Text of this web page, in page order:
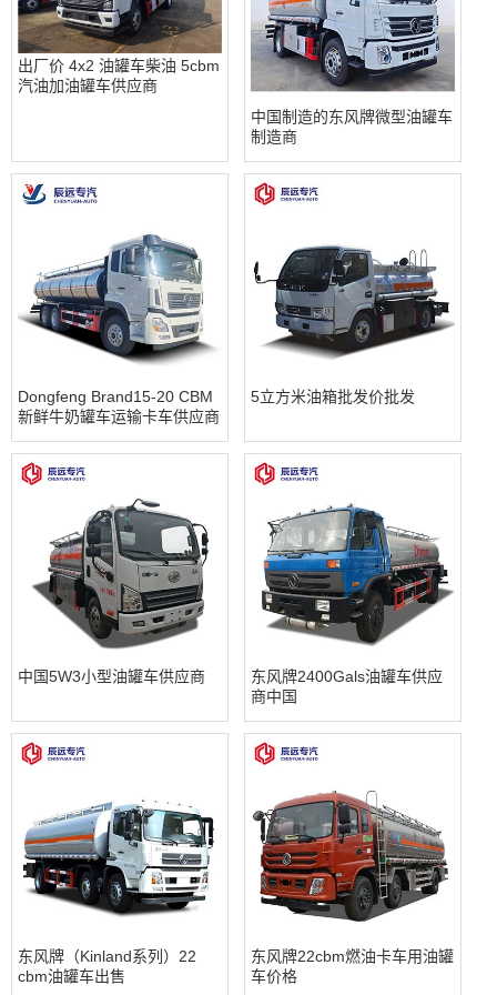
出厂价 4x2 油罐车柴油 5cbm
汽油加油罐车供应商
中国制造的东风牌微型油罐车
制造商
Dongfeng Brand15-20 CBM
新鲜牛奶罐车运输卡车供应商
5立方米油箱批发价批发
中国5W3小型油罐车供应商
东风牌2400Gals油罐车供应
商中国
东风牌（Kinland系列）22
cbm油罐车出售
东风牌22cbm燃油卡车用油罐
车价格